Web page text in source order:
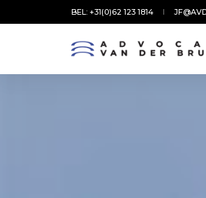
BEL: +31(0)62 123 1814